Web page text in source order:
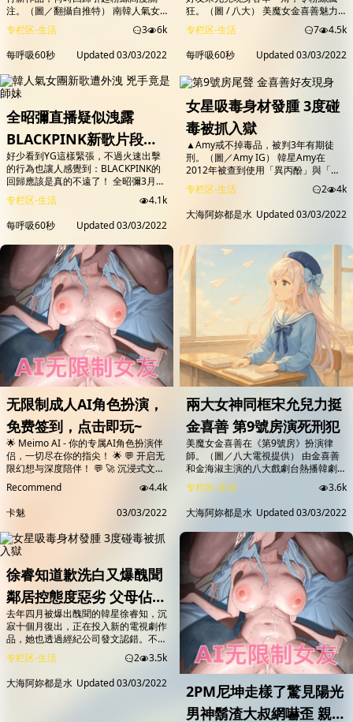
注。（圖／翻攝自推特） 南韓人氣女
團BLACKPINK在全球擁有大批粉絲，
每每推出新作品總能造成轟動，不過他
們在2020年推出專輯《THE ALBUM》
後，已1年半未發行新作品，何時回歸
引起粉絲高度關注。不過，昨（2）日
隸屬YG娛樂旗下的「The Black
Label」女星Somi在直播時卻意外洩露
BLACKPI...
专栏区-生活 3
6k
每呼吸60秒
Updated03/03/2022
狂。（圖 / 八大） 美魔女金喜善魅力
在台發威！由金喜善和金海淑主演的八
大戲劇台熱播韓劇《第9號房》，收視
率再創新高，登上有線電視韓劇榜之
首；根據AGB尼爾森昨(2日)收視調
查，《第9號房》在有線電視4歲以上
收視0.96、分眾35-44歲女性族群衝上
1.10，除搶下同時段韓劇冠軍，更是當
天全日韓劇榜第一。 ▲宋允兒現身客...
专栏区-生活 7
4.5k
每呼吸60秒
Updated03/03/2022
全昭彌直播疑似洩露
BLACKPINK新歌片段網
友認出Jennie獨特嗓音
YG火速實施全網刪除
好少看到YG這樣緊張，不過火速出擊
的行為也讓人感覺到：BLACKPINK的
回歸應該是真的不遠了！ 全昭彌3月2
日通過IG直播，第一次公開自己在所
屬社The Black Label裡的工作室。 直
播時因為外面有聲音，全昭彌出門一探
究竟時打開了其他工作室的房門，瞬間
傳出一段歌曲錄音。 雖然全昭彌立即
關上門，但還是有很多人根據這短短3
秒音源認出：一位女生唱著「No，
you can't take...
专栏区-生活
4.1k
每呼吸60秒
Updated03/03/2022
女星吸毒身材發腫 3度碰
毒被抓入獄
▲Amy戒不掉毒品，被判3年有期徒
刑。（圖／Amy IG） 韓星Amy在
2012年被查到使用「異丙酚」與「唑
吡坦」，遭判有期徒刑8個月、緩刑2
年，結果2014年再被發現違法使用
「唑吡坦」，最後被罰款、強制驅逐出
境5年，她於2021年才回到韓國，回韓
年。 ▲Amy過去是嬌小可愛型女星。
（圖／Amy IG） Amy分別在2012、
2014年吸毒遭演藝界封殺，...
专栏区-生活 2
4k
大海阿妳都是水 Updated03/03/2022
无限制成人AI角色扮演，
免费签到，点击即玩~
🌟 Meimo AI - 你的专属AI角色扮演伴
侣，一切尽在你的指尖！ 🌟 💬 开启无
限幻想与深度陪伴！ 💬 🚀 沉浸式文字
角色扮演，让你的想象力尽情飞驰！
🔥 丰富的AI角色，满足每一个幻想！
不论是甜蜜恋爱、暗黑欲望、奇幻冒
险，还是深度情感交织 🔥点击开始游
戏即可解锁全部角色任意游玩🔥
Recommend
4.4k
卡魅
03/03/2022
兩大女神同框宋允兒力挺
金喜善 第9號房演死刑犯
美魔女金喜善在《第9號房》扮演律
師。（圖／八大電視提供） 由金喜善
和金海淑主演的八大戲劇台熱播韓劇
《第9號房》收視率再創新高，登上有
線電視韓劇榜之首，近期劇情將迎接最
後高潮，不僅主演間的劇情線受到劇迷
期待，與金喜善有20年交情的宋允
兒，也力挺閨密特別演出「死刑犯」，
兩大女神同框讓外界期待。 飾演反派
角色的李璟榮，曾經與李英愛合作經典
作品《火花》。（圖／八大電視提供）
金喜善在《第9號房...
专栏区-生活
3.6k
大海阿妳都是水 Updated03/03/2022
徐睿知道歉洗白又爆醜聞
鄰居控態度惡劣 父母佔公
共空間爆衝突
去年四月被爆出醜聞的韓星徐睿知，沉
寂十個月復出，正在投入新的電視劇作
品，她也透過經紀公司發文認錯。不過
有韓國媒體爆料，去年徐睿知父母和鄰
居爆發停車糾紛，還占用公共空間，讓
鄰居直呼四年來超痛苦。 圖／翻攝自
yeaji_on_top ig 韓星徐睿知：「愛卿們
专栏区-生活 2
3.5k
大海阿妳都是水 Updated03/03/2022
2PM尼坤走樣了驚見陽光
男神鬍渣大叔網嚇歪 親曝